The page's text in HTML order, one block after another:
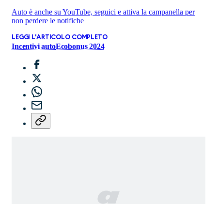
Auto è anche su YouTube, seguici e attiva la campanella per
non perdere le notifiche
LEGGI L'ARTICOLO COMPLETO
Incentivi autoEcobonus 2024